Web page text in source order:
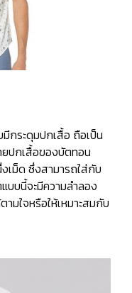
กระดุมปกเสื้อ ถือเป็น
ปกเสื้อของบัตทอน
เม็ด ซึ่งสามารถใส่กับ
บบนี้จะมีความลำลอง
มใจหรือให้เหมาะสมกับ